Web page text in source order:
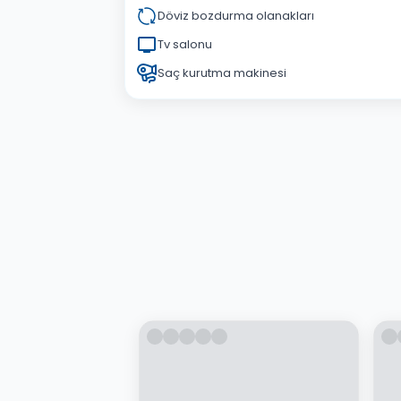
Döviz bozdurma olanakları
Tv salonu
Saç kurutma makinesi